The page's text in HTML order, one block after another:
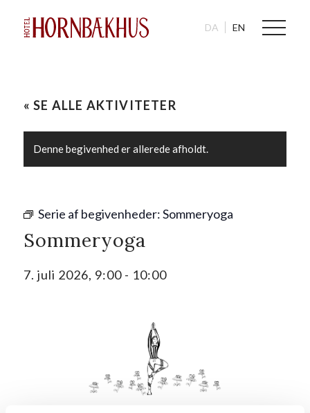
DA EN
« SE ALLE AKTIVITETER
Denne begivenhed er allerede afholdt.
Serie af begivenheder:Sommeryoga
Sommeryoga
7. juli 2026, 9:00- 10:00